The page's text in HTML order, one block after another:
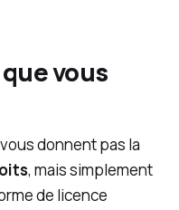
vous
donnent pas la
, mais simplement
de licence